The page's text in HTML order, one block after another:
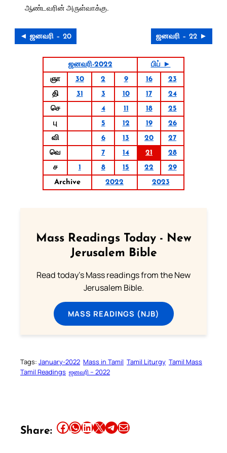
ஆண்டவரின் அருள்வாக்கு.
◄ ஜனவரி – 20 ஜனவரி – 22 ►
ஜனவரி-2022
பிப் ►
ஞா
30 2 9 16
23
தி
31 3 10 17
24
செ
4 11 18
25
பு
5 12 19
26
வி
6 13 20
27
வெ
7 14 21
28
ச
1 8 15 22
29
Archive
2022 2023
Mass Readings Today - New
Jerusalem Bible
Read today's Mass readings from the New
Jerusalem Bible.
MASS READINGS (NJB)
Tags: January-2022 Mass in Tamil Tamil Liturgy Tamil Mass
Tamil Readings ஜனவரி – 2022
Share: Share this article on Facebook Share this article on WhatsApp Share this article on LinkedIn Share this article on X Share this article on TelegramEmail this Article